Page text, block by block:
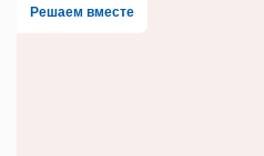
Решаем вместе